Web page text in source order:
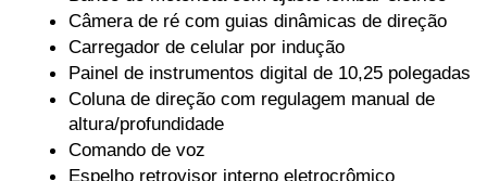
Câmera de ré com guias dinâmicas de direção
Carregador de celular por indução
Painel de instrumentos digital de 10,25 polegadas
Coluna de direção com regulagem manual de
altura/profundidade
Comando de voz
Espelho retrovisor interno eletrocrômico